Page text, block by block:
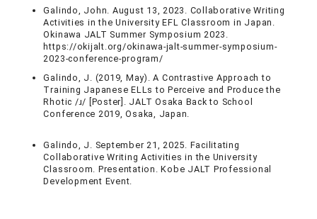
Galindo, John. August 13, 2023. Collaborative Writing
Activities in the University EFL Classroom in Japan.
Okinawa JALT Summer Symposium 2023.
https://okijalt.org/okinawa-jalt-summer-symposium-
2023-conference-program/
Galindo, J. (2019, May). A Contrastive Approach to
Training Japanese ELLs to Perceive and Produce the
Rhotic /ɹ/ [Poster]. JALT Osaka Back to School
Conference 2019, Osaka, Japan.
Galindo, J. September 21, 2025. Facilitating
Collaborative Writing Activities in the University
Classroom. Presentation. Kobe JALT Professional
Development Event.